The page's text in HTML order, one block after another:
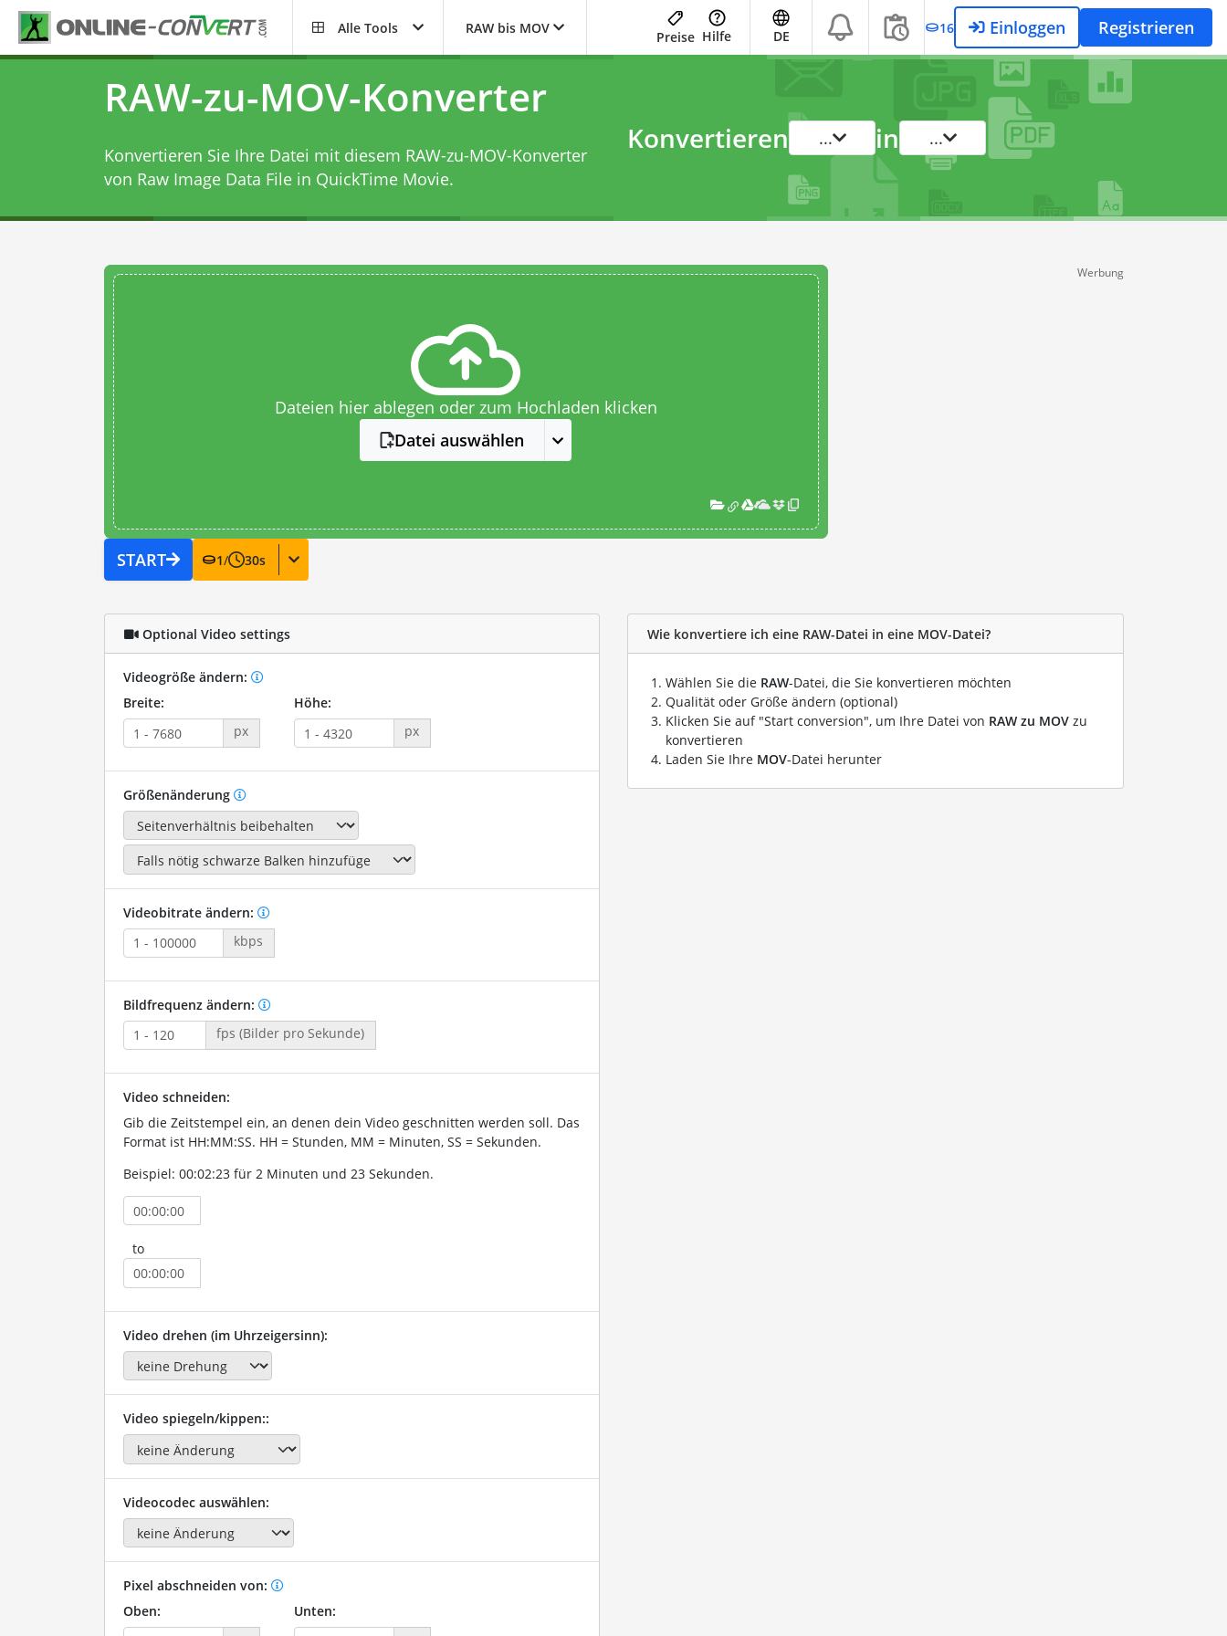
Alle Tools RAW bis MOV
Preise Hilfe DE 16 Einloggen Registrieren
RAW-zu-MOV-Konverter
Konvertieren Sie Ihre Datei mit diesem RAW-zu-MOV-Konverter
von Raw Image Data File in QuickTime Movie.
Konvertieren ... in ...
Dateien hier ablegen oder zum Hochladen klicken
Datei auswählen
START 1/ 30s
Werbung
Optional Video settings
Videogröße ändern:
Breite:
px
Höhe:
px
Größenänderung
Videobitrate ändern:
kbps
Bildfrequenz ändern:
fps (Bilder pro Sekunde)
Video schneiden:
Gib die Zeitstempel ein, an denen dein Video geschnitten werden soll. Das
Format ist HH:MM:SS. HH = Stunden, MM = Minuten, SS = Sekunden.
Beispiel: 00:02:23 für 2 Minuten und 23 Sekunden.
to
Video drehen (im Uhrzeigersinn):
Video spiegeln/kippen::
Videocodec auswählen:
Pixel abschneiden von:
Oben:
Unten:
Wie konvertiere ich eine RAW-Datei in eine MOV-Datei?
Wählen Sie die RAW-Datei, die Sie konvertieren möchten
Qualität oder Größe ändern (optional)
Klicken Sie auf "Start conversion", um Ihre Datei von RAW zu MOV zu
konvertieren
Laden Sie Ihre MOV-Datei herunter